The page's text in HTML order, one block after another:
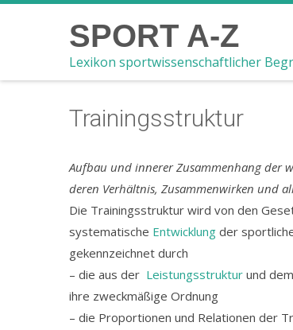
SPORT A-Z
Lexikon sportwissenschaftlicher
Trainingsstruktur
Aufbau und innerer Zusammenhang der
deren Verhältnis, Zusammenwirken und
Die Trainingsstruktur wird von den
systematische Entwicklung der
gekennzeichnet durch
– die aus der Leistungsstruktur und dem
ihre zweckmäßige Ordnung
– die Proportionen und Relationen der